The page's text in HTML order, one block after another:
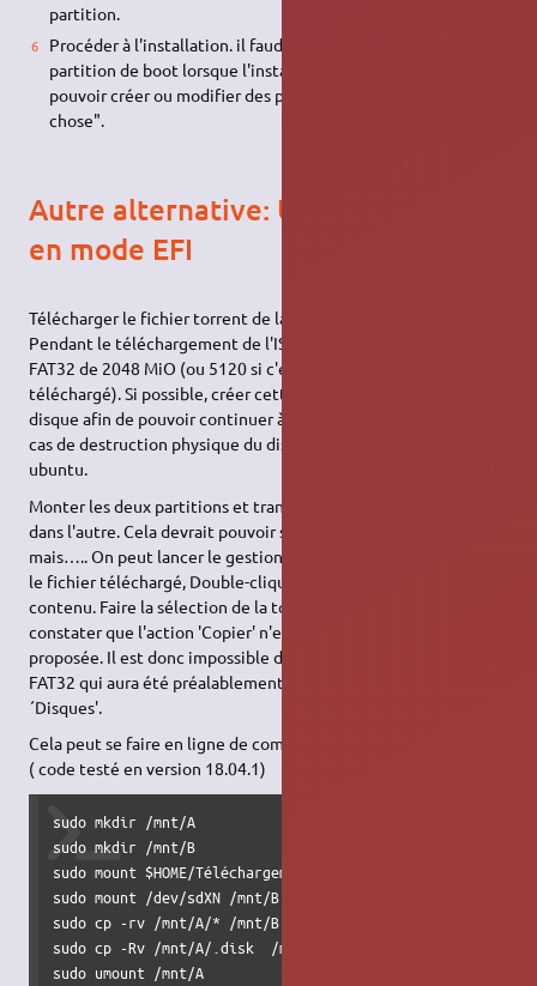
partition.
Procéder à l'installation. il faudra accepter de démonter la
partition de boot lorsque l'installateur le proposera pour
pouvoir créer ou modifier des partitions par le choix "autre
chose".
Autre alternative: Ubuntu installé
en mode EFI
Télécharger le fichier torrent de la version ubuntu qui convient.
Pendant le téléchargement de l'ISO, fabriquer une partition
FAT32 de 2048 MiO (ou 5120 si c'est un windows10 qui est
téléchargé). Si possible, créer cette partition sur un autre
disque afin de pouvoir continuer à disposer d'une ´live
cas de destruction physique du disque interne contenant
ubuntu.
Monter les deux partitions et transférer le contenu de l'une
dans l'autre. Cela devrait pouvoir se faire en mode graphique
mais….. On peut lancer le gestionnaire de fichier. Sélectionner
le fichier téléchargé, Double-cliquer pour visualiser son
contenu. Faire la sélection de la totalité des fichiers et
constater que l'action 'Copier' n'est pas actuellement
proposée. Il est donc impossible de ´Coller' dans la partition
FAT32 qui aura été préalablement montée par l'application
´Disques'.
Cela peut se faire en ligne de commande. Elles seront du style:
( code testé en version 18.04.1)
sudo mkdir /mnt/A
sudo mkdir /mnt/B
sudo mount $HOME/Téléchargements/ubuntu*.iso  /mnt/A
sudo mount /dev/sdXN /mnt/B
sudo cp -rv /mnt/A/* /mnt/B
sudo cp -Rv /mnt/A/.disk  /mnt/B  && sync
sudo umount /mnt/A